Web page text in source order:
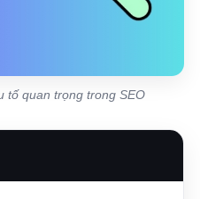
tố quan trọng trong SEO